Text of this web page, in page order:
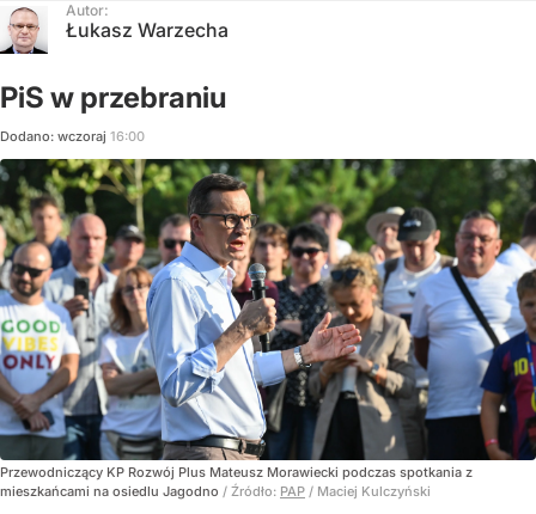
Autor:
Łukasz Warzecha
PiS w przebraniu
Dodano: wczoraj 16:00
Przewodniczący KP Rozwój Plus Mateusz Morawiecki podczas spotkania z
mieszkańcami na osiedlu Jagodno / Źródło: PAP / Maciej Kulczyński